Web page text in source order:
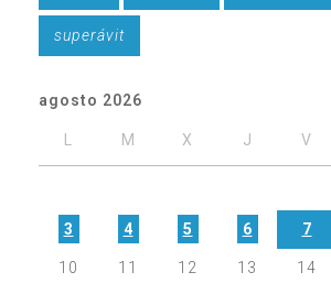
superávit
agosto 2026
L M X J V
3 4 5 6 7
10 11 12 13 14